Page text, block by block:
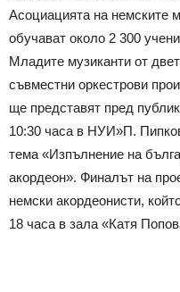
Асоциацията на немските
обучават около 2 300
Младите музиканти от
съвместни оркестрови
ще представят пред
10:30 часа в НУИ»П.
тема «Изпълнение на
акордеон». Финалът на
немски акордеонисти,
18 часа в зала «Катя